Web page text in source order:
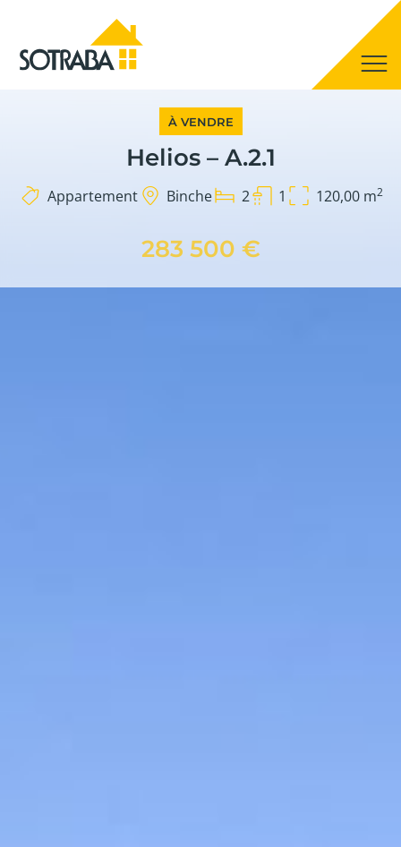
À VENDRE
Helios – A.2.1
Appartement Binche 2 1 120,00 m2
283 500 €